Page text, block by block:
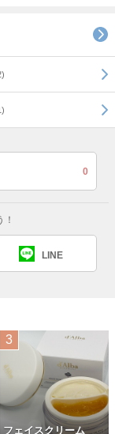
0
LINE
フェイスクリーム